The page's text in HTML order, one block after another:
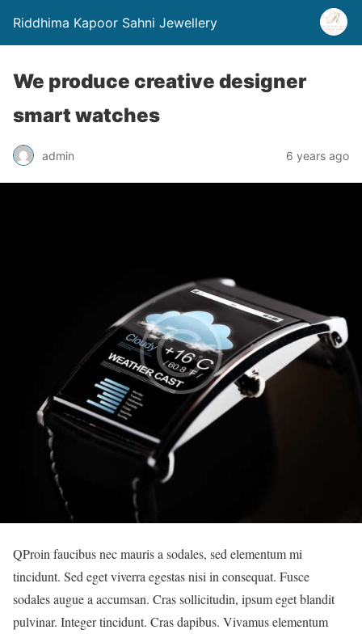
Riddhima Kapoor Sahni Jewellery
We produce creative designer
smart watches
admin 6 years ago
QProin faucibus nec mauris a sodales, sed elementum mi
tincidunt. Sed eget viverra egestas nisi in consequat. Fusce
sodales augue a accumsan. Cras sollicitudin, ipsum eget blandit
pulvinar. Integer tincidunt. Cras dapibus. Vivamus elementum